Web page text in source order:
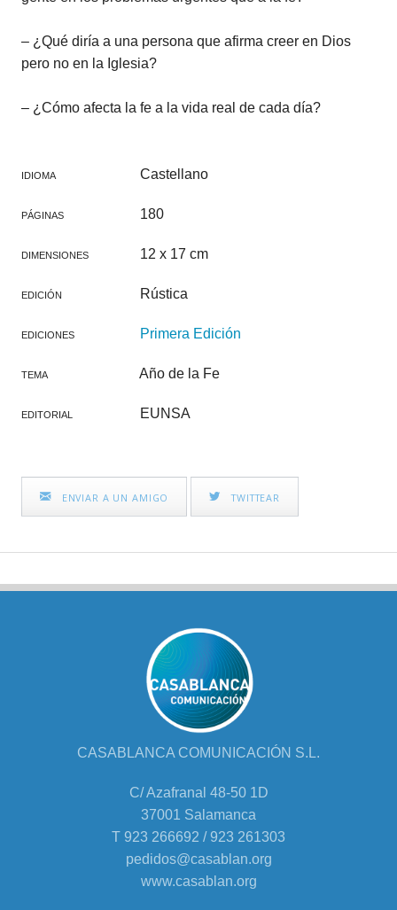
– ¿Qué diría a una persona que afirma creer en Dios
pero no en la Iglesia?
– ¿Cómo afecta la fe a la vida real de cada día?
IDIOMA Castellano
PÁGINAS 180
DIMENSIONES 12 x 17 cm
EDICIÓN Rústica
EDICIONES Primera Edición
TEMA Año de la Fe
EDITORIAL EUNSA
ENVIAR A UN AMIGO TWITTEAR
CASABLANCA COMUNICACIÓN S.L.
C/ Azafranal 48-50 1D
37001 Salamanca
T 923 266692 / 923 261303
pedidos@casablan.org
www.casablan.org